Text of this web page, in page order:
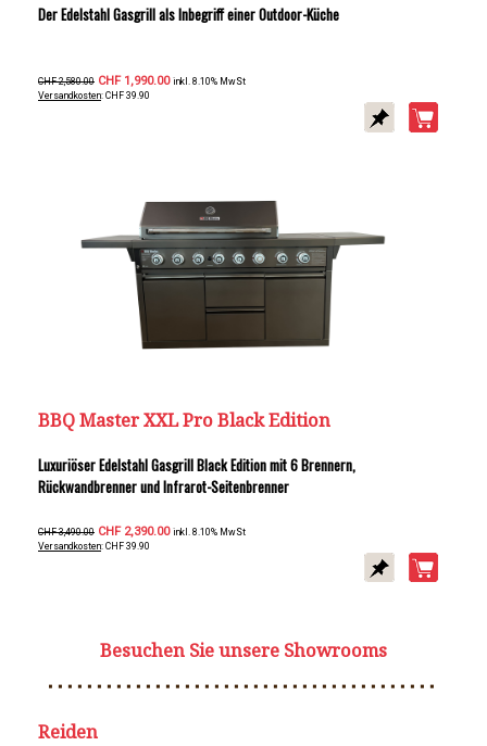
Der Edelstahl Gasgrill als Inbegriff einer Outdoor-Küche
CHF 2,580.00 CHF 1,990.00 inkl. 8.10% MwSt
Versandkosten: CHF 39.90
BBQ Master XXL Pro Black Edition
Luxuriöser Edelstahl Gasgrill Black Edition mit 6 Brennern,
Rückwandbrenner und Infrarot-Seitenbrenner
CHF 3,490.00 CHF 2,390.00 inkl. 8.10% MwSt
Versandkosten: CHF 39.90
Besuchen Sie unsere Showrooms
Reiden